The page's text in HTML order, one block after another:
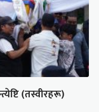
(तस्वीरहरू)